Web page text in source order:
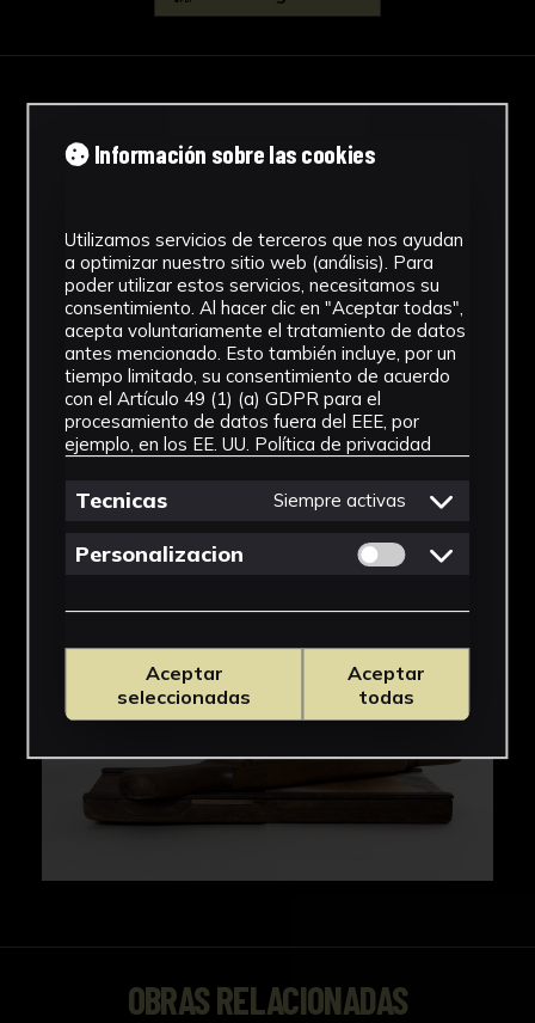
OBRAS RELACIONADAS
Información sobre las cookies
Utilizamos servicios de terceros que nos ayudan
a optimizar nuestro sitio web (análisis). Para
poder utilizar estos servicios, necesitamos su
consentimiento. Al hacer clic en "Aceptar todas",
acepta voluntariamente el tratamiento de datos
antes mencionado. Esto también incluye, por un
tiempo limitado, su consentimiento de acuerdo
con el Artículo 49 (1) (a) GDPR para el
procesamiento de datos fuera del EEE, por
ejemplo, en los EE. UU. Política de privacidad
Tecnicas Siempre activas
Personalizacion Permitir cookies
Aceptar
seleccionadas
Aceptar
todas